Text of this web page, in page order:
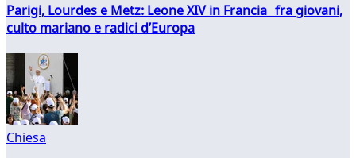
Parigi, Lourdes e Metz: Leone XIV in Francia fra giovani,
culto mariano e radici d’Europa
Chiesa